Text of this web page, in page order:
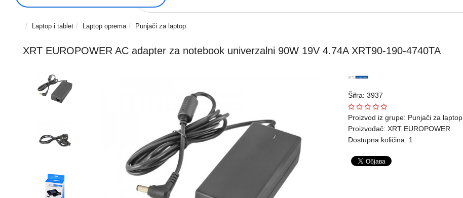
Laptop i tablet Laptop oprema Punjači za laptop
XRT EUROPOWER AC adapter za notebook univerzalni 90W 19V 4.74A XRT90-190-4740TA
Šifra: 3937
Proizvod iz grupe: Punjači za laptop
Proizvođač: XRT EUROPOWER
Dostupna količina: 1